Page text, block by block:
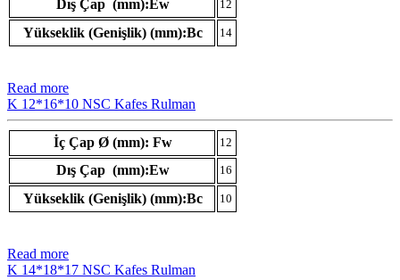
Dış Çap (mm):Ew 12
Yükseklik (Genişlik) (mm):Bc 14
Read more
K 12*16*10 NSC Kafes Rulman
İç Çap Ø (mm): Fw 12
Dış Çap (mm):Ew 16
Yükseklik (Genişlik) (mm):Bc 10
Read more
K 14*18*17 NSC Kafes Rulman